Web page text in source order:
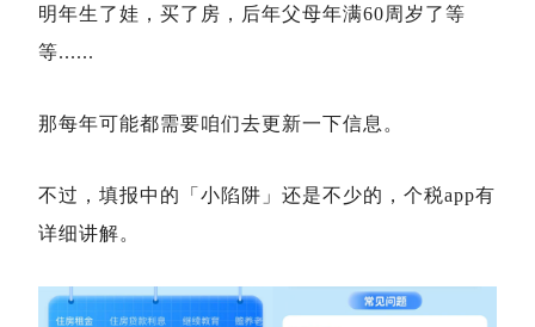
明年生了娃，买了房，后年父母年满60周岁了等
等......
那每年可能都需要咱们去更新一下信息。
不过，填报中的「小陷阱」还是不少的，个税app有
详细讲解。